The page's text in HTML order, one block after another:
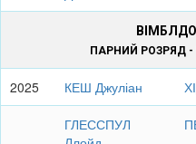
ПАРНИЙ РОЗРЯД -
2025 КЕШ Джуліан
ГЛЕССПУЛ